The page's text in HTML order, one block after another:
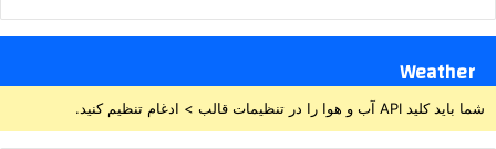
Weather
شما باید کلید API آب و هوا را در تنظیمات قالب > ادغام تنظیم کنید.